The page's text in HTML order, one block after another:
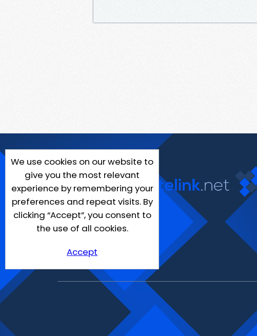
We use cookies on our website to
give you the most relevant
experience by remembering your
preferences and repeat visits. By
clicking “Accept”, you consent to
the use of all cookies.
Accept